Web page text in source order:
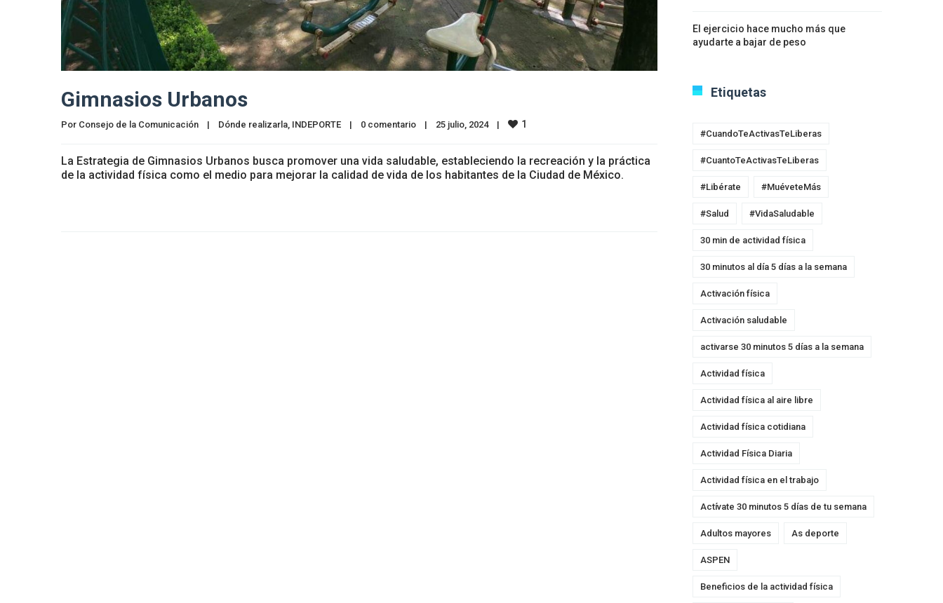
Gimnasios Urbanos
Por Consejo de la Comunicación | Dónde realizarla, INDEPORTE | 0 comentario | 25 julio, 2024 | 1
La Estrategia de Gimnasios Urbanos busca promover una vida saludable, estableciendo la recreación y la práctica
de la actividad física como el medio para mejorar la calidad de vida de los habitantes de la Ciudad de México.
El ejercicio hace mucho más que
ayudarte a bajar de peso
Etiquetas
#CuandoTeActivasTeLiberas
#CuantoTeActivasTeLiberas
#Libérate #MuéveteMás
#Salud #VidaSaludable
30 min de actividad física
30 minutos al día 5 días a la semana
Activación física
Activación saludable
activarse 30 minutos 5 días a la semana
Actividad física
Actividad física al aire libre
Actividad física cotidiana
Actividad Física Diaria
Actividad física en el trabajo
Actívate 30 minutos 5 días de tu semana
Adultos mayores As deporte
ASPEN
Beneficios de la actividad física